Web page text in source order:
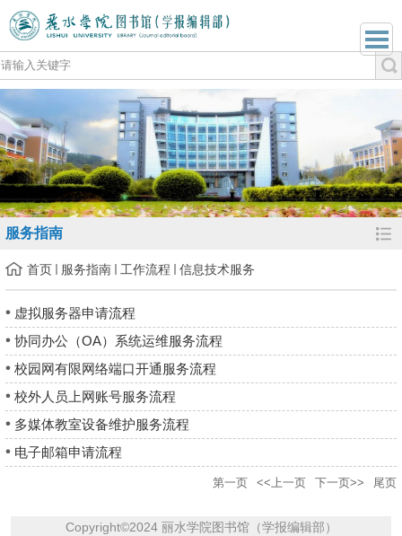
服务指南
首页 服务指南 工作流程 信息技术服务
虚拟服务器申请流程
协同办公（OA）系统运维服务流程
校园网有限网络端口开通服务流程
校外人员上网账号服务流程
多媒体教室设备维护服务流程
电子邮箱申请流程
第一页 <<上一页 下一页>> 尾页
Copyright©2024 丽水学院图书馆（学报编辑部）